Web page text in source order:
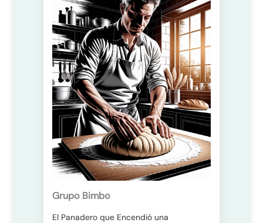
Grupo Bimbo
El Panadero que Encendió una